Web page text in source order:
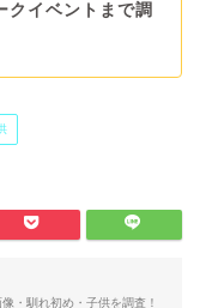
クイベントまで調
・馴れ初め・子供を調査！